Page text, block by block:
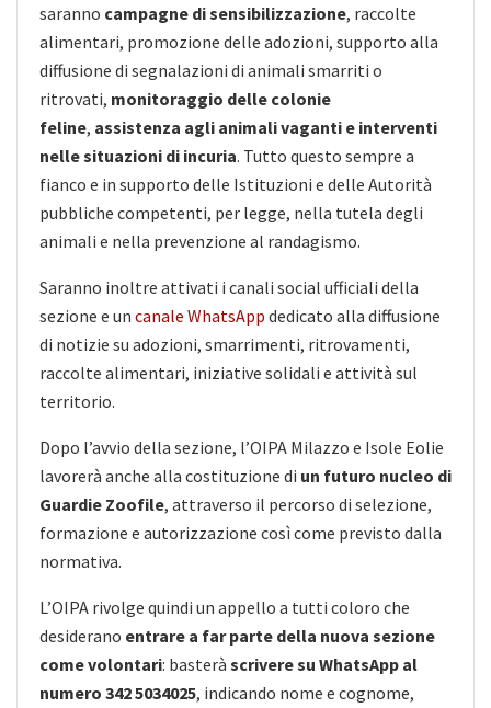
saranno campagne di sensibilizzazione, raccolte
alimentari, promozione delle adozioni, supporto alla
diffusione di segnalazioni di animali smarriti o
ritrovati, monitoraggio delle colonie
feline, assistenza agli animali vaganti e interventi
nelle situazioni di incuria. Tutto questo sempre a
fianco e in supporto delle Istituzioni e delle Autorità
pubbliche competenti, per legge, nella tutela degli
animali e nella prevenzione al randagismo.
Saranno inoltre attivati i canali social ufficiali della
sezione e un canale WhatsApp dedicato alla diffusione
di notizie su adozioni, smarrimenti, ritrovamenti,
raccolte alimentari, iniziative solidali e attività sul
territorio.
Dopo l’avvio della sezione, l’OIPA Milazzo e Isole Eolie
lavorerà anche alla costituzione di un futuro nucleo di
Guardie Zoofile, attraverso il percorso di selezione,
formazione e autorizzazione così come previsto dalla
normativa.
L’OIPA rivolge quindi un appello a tutti coloro che
desiderano entrare a far parte della nuova sezione
come volontari: basterà scrivere su WhatsApp al
numero 342 5034025, indicando nome e cognome,